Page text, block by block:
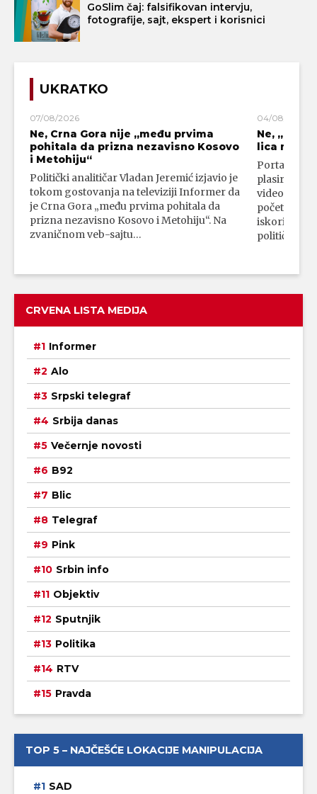
GoSlim čaj: falsifikovan intervju,
fotografije, sajt, ekspert i korisnici
UKRATKO
07/08/2026
Ne, Crna Gora nije „među prvima
pohitala da prizna nezavisno Kosovo
i Metohiju“
Politički analitičar Vladan Jeremić izjavio je
tokom gostovanja na televiziji Informer da
je Crna Gora „među prvima pohitala da
prizna nezavisno Kosovo i Metohiju“. Na
zvaničnom veb-sajtu…
04/08/2026
Ne,
lica
Portal 24
plasirali su
video-
početka
iskorišćava
političkim
CRVENA LISTA MEDIJA
Informer
Alo
Srpski telegraf
Srbija danas
Večernje novosti
B92
Blic
Telegraf
Pink
Srbin info
Objektiv
Sputnjik
Politika
RTV
Pravda
TOP 5 – NAJČEŠĆE LOKACIJE MANIPULACIJA
SAD